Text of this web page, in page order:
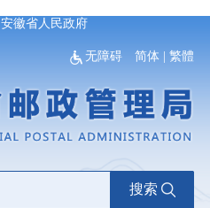
安徽省人民政府
无障碍 简体 |繁體
搜索